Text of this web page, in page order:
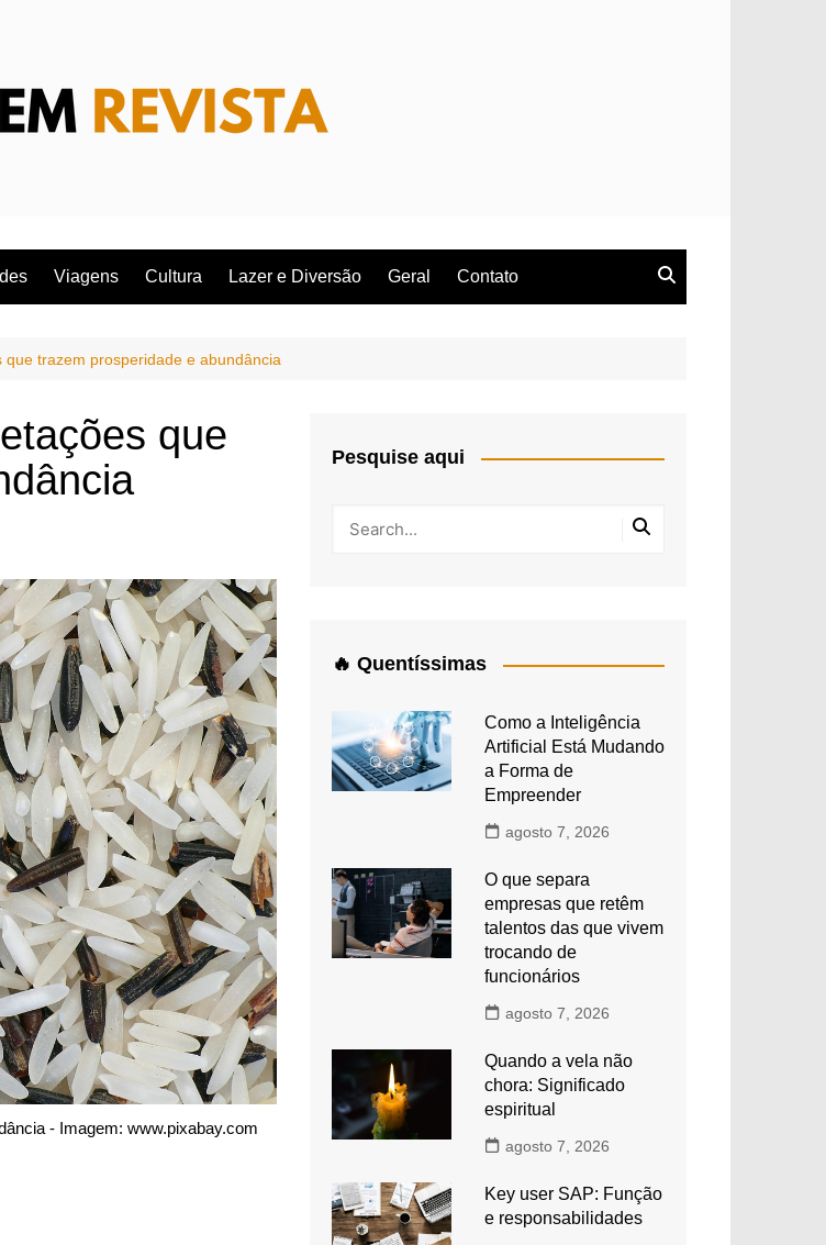
Viagens Cultura Lazer e Diversão Geral Contato
trazem prosperidade e abundância
que
- Imagem: www.pixabay.com
Pesquise aqui
🔥 Quentíssimas
Como a Inteligência
Artificial Está Mudando
a Forma de
Empreender
agosto 7, 2026
O que separa
empresas que retêm
talentos das que vivem
trocando de
funcionários
agosto 7, 2026
Quando a vela não
chora: Significado
espiritual
agosto 7, 2026
Key user SAP: Função
e responsabilidades